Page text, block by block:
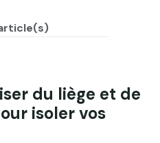
du liège et de
isoler vos